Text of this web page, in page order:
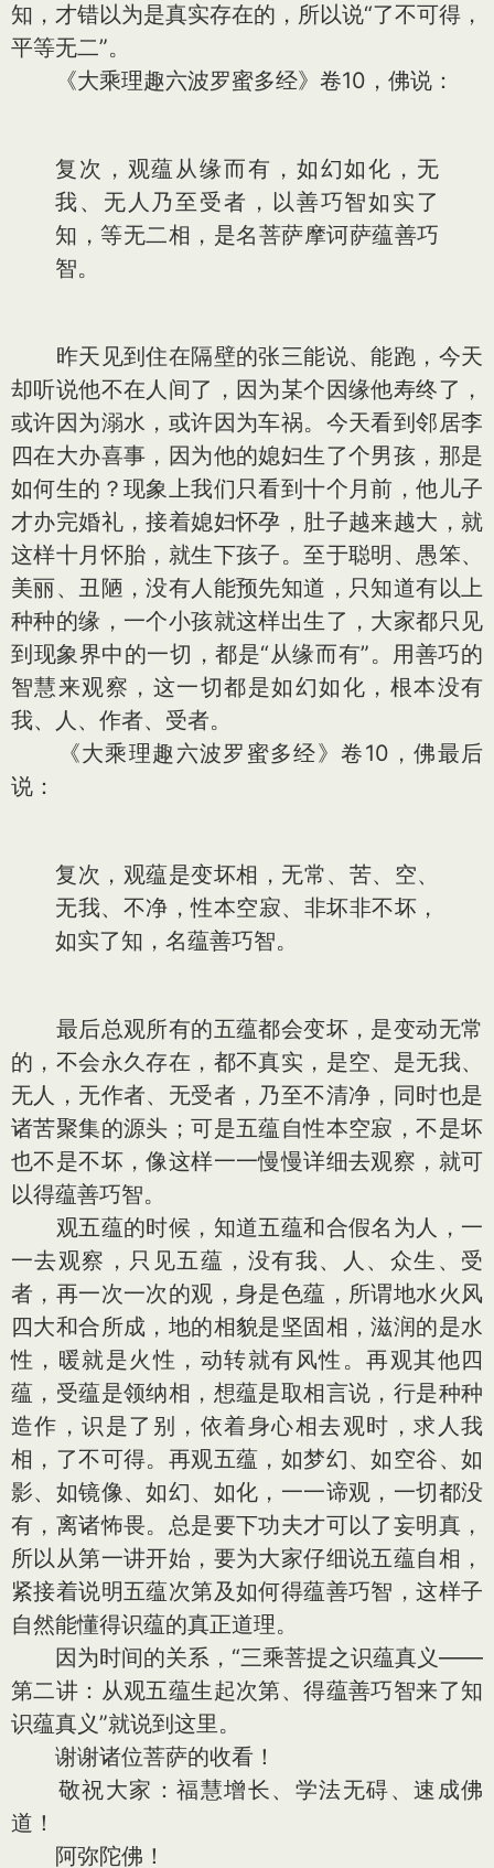
知，才错以为是真实存在的，所以说“了不可得，
平等无二”。
《大乘理趣六波罗蜜多经》卷10，佛说：
复次，观蕴从缘而有，如幻如化，无
我、无人乃至受者，以善巧智如实了
知，等无二相，是名菩萨摩诃萨蕴善巧
智。
昨天见到住在隔壁的张三能说、能跑，今天
却听说他不在人间了，因为某个因缘他寿终了，
或许因为溺水，或许因为车祸。今天看到邻居李
四在大办喜事，因为他的媳妇生了个男孩，那是
如何生的？现象上我们只看到十个月前，他儿子
才办完婚礼，接着媳妇怀孕，肚子越来越大，就
这样十月怀胎，就生下孩子。至于聪明、愚笨、
美丽、丑陋，没有人能预先知道，只知道有以上
种种的缘，一个小孩就这样出生了，大家都只见
到现象界中的一切，都是“从缘而有”。用善巧的
智慧来观察，这一切都是如幻如化，根本没有
我、人、作者、受者。
《大乘理趣六波罗蜜多经》卷10，佛最后
说：
复次，观蕴是变坏相，无常、苦、空、
无我、不净，性本空寂、非坏非不坏，
如实了知，名蕴善巧智。
最后总观所有的五蕴都会变坏，是变动无常
的，不会永久存在，都不真实，是空、是无我、
无人，无作者、无受者，乃至不清净，同时也是
诸苦聚集的源头；可是五蕴自性本空寂，不是坏
也不是不坏，像这样一一慢慢详细去观察，就可
以得蕴善巧智。
观五蕴的时候，知道五蕴和合假名为人，一
一去观察，只见五蕴，没有我、人、众生、受
者，再一次一次的观，身是色蕴，所谓地水火风
四大和合所成，地的相貌是坚固相，滋润的是水
性，暖就是火性，动转就有风性。再观其他四
蕴，受蕴是领纳相，想蕴是取相言说，行是种种
造作，识是了别，依着身心相去观时，求人我
相，了不可得。再观五蕴，如梦幻、如空谷、如
影、如镜像、如幻、如化，一一谛观，一切都没
有，离诸怖畏。总是要下功夫才可以了妄明真，
所以从第一讲开始，要为大家仔细说五蕴自相，
紧接着说明五蕴次第及如何得蕴善巧智，这样子
自然能懂得识蕴的真正道理。
因为时间的关系，“三乘菩提之识蕴真义——
第二讲：从观五蕴生起次第、得蕴善巧智来了知
识蕴真义”就说到这里。
谢谢诸位菩萨的收看！
敬祝大家：福慧增长、学法无碍、速成佛
道！
阿弥陀佛！